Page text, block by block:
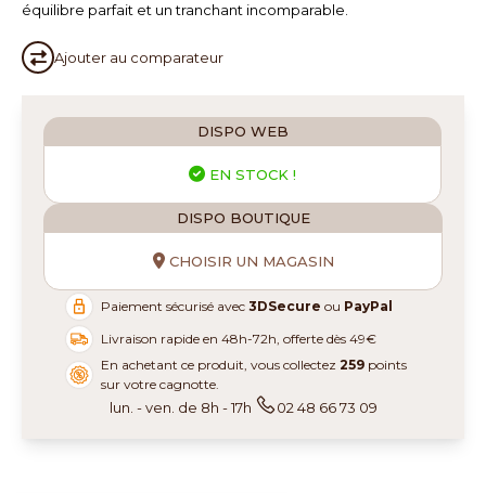
équilibre parfait et un tranchant incomparable.
Ajouter au comparateur
DISPO WEB
EN STOCK !
DISPO BOUTIQUE
CHOISIR UN MAGASIN
Paiement sécurisé avec3DSecure ou PayPal
Livraison rapide en 48h-72h, offerte dès 49€
En achetant ce produit, vous collectez259 points
sur votre cagnotte.
lun. - ven. de 8h - 17h 02 48 66 73 09